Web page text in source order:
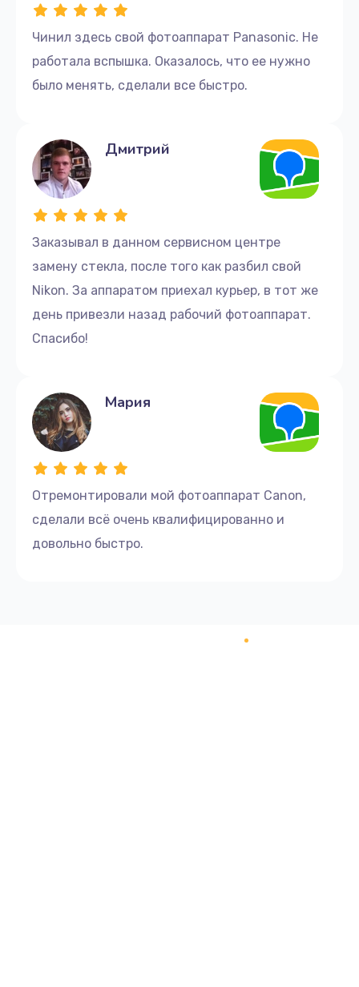
Чинил здесь свой фотоаппарат Panasonic. Не
работала вспышка. Оказалось, что ее нужно
было менять, сделали все быстро.
Заказывал в данном сервисном центре
замену стекла, после того как разбил свой
Nikon. За аппаратом приехал курьер, в тот же
день привезли назад рабочий фотоаппарат.
Спасибо!
Дмитрий
Отремонтировали мой фотоаппарат Canon,
сделали всё очень квалифицированно и
довольно быстро.
Мария